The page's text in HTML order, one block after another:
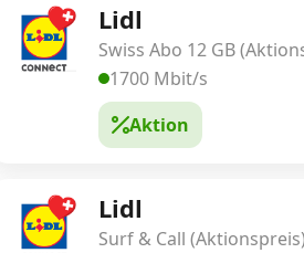
Lidl
Swiss Abo 12 GB
1700 Mbit/s
Aktion
Lidl
Surf & Call (Aktionspreis)